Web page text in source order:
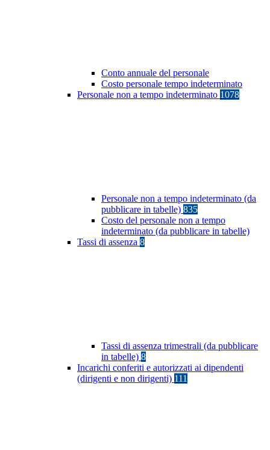
Conto annuale del personale
Costo personale tempo indeterminato
Personale non a tempo indeterminato 1078
Personale non a tempo indeterminato (da
pubblicare in tabelle) 835
Costo del personale non a tempo
indeterminato (da pubblicare in tabelle)
Tassi di assenza 8
Tassi di assenza trimestrali (da pubblicare
in tabelle) 8
Incarichi conferiti e autorizzati ai dipendenti
(dirigenti e non dirigenti) 111